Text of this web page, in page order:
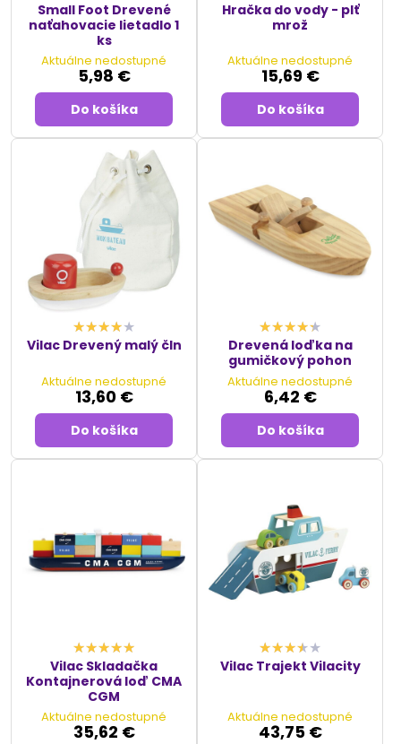
Small Foot Drevené
naťahovacie lietadlo 1
ks
Aktuálne nedostupné
5,98 €
Do košíka
Hračka do vody - plť
mrož
Aktuálne nedostupné
15,69 €
Do košíka
Vilac Drevený malý čln
Aktuálne nedostupné
13,60 €
Do košíka
Drevená loďka na
gumičkový pohon
Aktuálne nedostupné
6,42 €
Do košíka
Vilac Skladačka
Kontajnerová loď CMA
CGM
Aktuálne nedostupné
35,62 €
Vilac Trajekt Vilacity
Aktuálne nedostupné
43,75 €